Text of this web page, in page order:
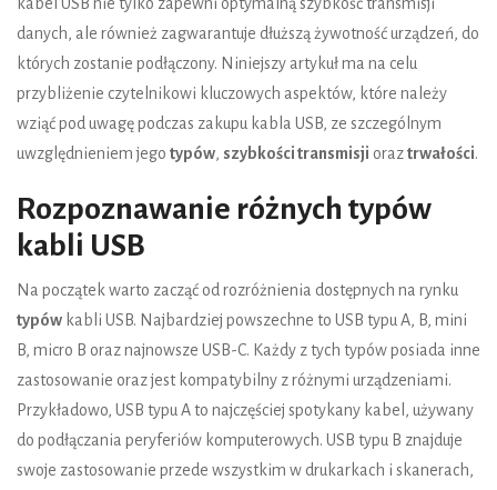
kabel USB nie tylko zapewni optymalną szybkość transmisji
danych, ale również zagwarantuje dłuższą żywotność urządzeń, do
których zostanie podłączony. Niniejszy artykuł ma na celu
przybliżenie czytelnikowi kluczowych aspektów, które należy
wziąć pod uwagę podczas zakupu kabla USB, ze szczególnym
uwzględnieniem jego typów, szybkości transmisji oraztrwałości.
Rozpoznawanie różnych typów
kabli USB
Na początek warto zacząć od rozróżnienia dostępnych na rynku
typów kabli USB. Najbardziej powszechne to USB typu A, B, mini
B, micro B oraz najnowsze USB-C. Każdy z tych typów posiada inne
zastosowanie oraz jest kompatybilny z różnymi urządzeniami.
Przykładowo, USB typu A to najczęściej spotykany kabel, używany
do podłączania peryferiów komputerowych. USB typu B znajduje
swoje zastosowanie przede wszystkim w drukarkach i skanerach,